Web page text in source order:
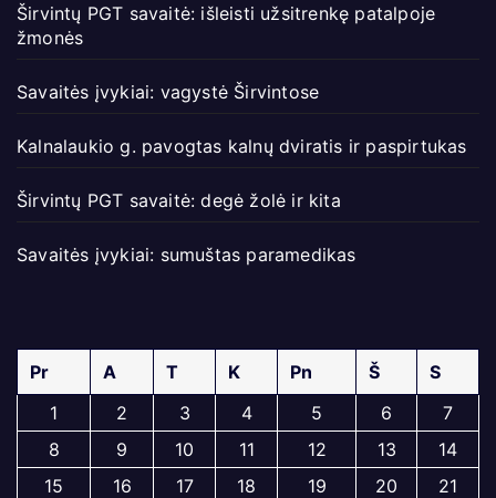
Širvintų PGT savaitė: išleisti užsitrenkę patalpoje
žmonės
Savaitės įvykiai: vagystė Širvintose
Kalnalaukio g. pavogtas kalnų dviratis ir paspirtukas
Širvintų PGT savaitė: degė žolė ir kita
Savaitės įvykiai: sumuštas paramedikas
Pr A T K Pn Š
S
1
2 3 4 5 6
7
8
9 10 11 12 13
14
15
16 17 18 19 20
21